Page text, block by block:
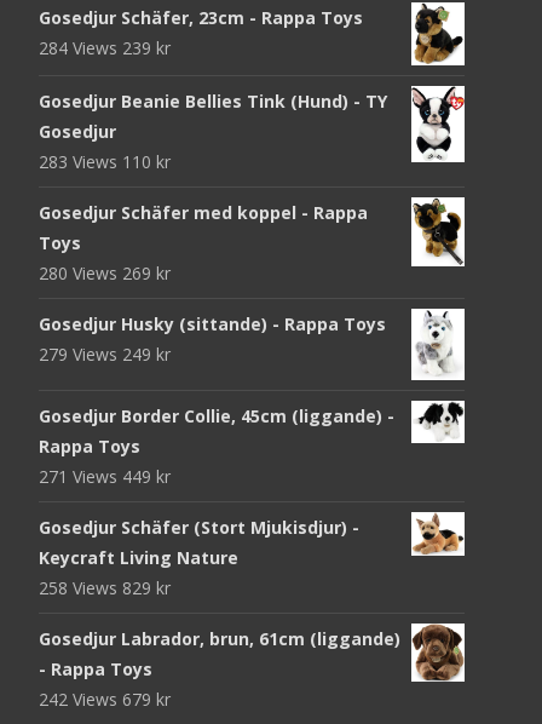
Gosedjur Schäfer, 23cm - Rappa Toys
284 Views 239 kr
Gosedjur Beanie Bellies Tink (Hund) - TY
Gosedjur
283 Views 110 kr
Gosedjur Schäfer med koppel - Rappa
Toys
280 Views 269 kr
Gosedjur Husky (sittande) - Rappa Toys
279 Views 249 kr
Gosedjur Border Collie, 45cm (liggande) -
Rappa Toys
271 Views 449 kr
Gosedjur Schäfer (Stort Mjukisdjur) -
Keycraft Living Nature
258 Views 829 kr
Gosedjur Labrador, brun, 61cm (liggande)
- Rappa Toys
242 Views 679 kr